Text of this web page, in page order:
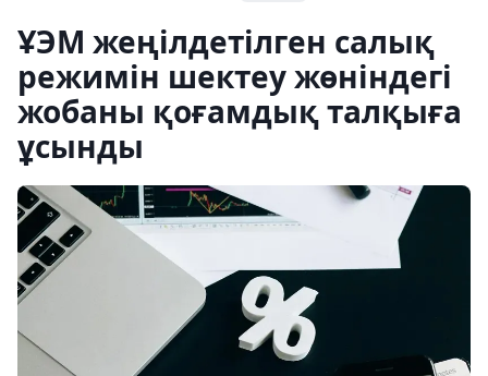
ҰЭМ жеңілдетілген салық
режимін шектеу жөніндегі
жобаны қоғамдық талқыға
ұсынды